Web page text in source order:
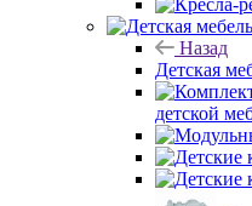
Назад
Детская
детской